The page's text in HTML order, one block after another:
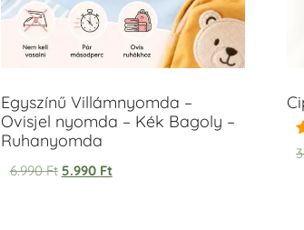
Egyszínű Villámnyomda –
Ovisjel nyomda – Kék Bagoly –
Ruhanyomda
6.990Ft 5.990 Ft